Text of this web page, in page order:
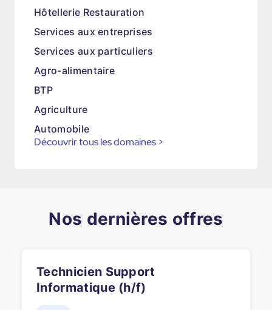
Hôtellerie Restauration
Services aux entreprises
Services aux particuliers
Agro-alimentaire
BTP
Agriculture
Automobile
Découvrir tous les domaines >
Nos dernières offres
Technicien Support
Informatique (h/f)